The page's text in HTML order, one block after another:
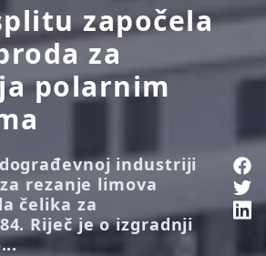
započela
za
polarnim
industriji
rezanje limova
čelika za
Riječ je o izgradnji